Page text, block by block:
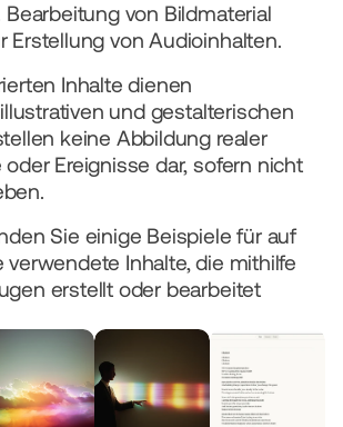
Bearbeitung von Bildmaterial
Erstellung von Audioinhalten.
Inhalte dienen
und gestalterischen
keine Abbildung realer
oder Ereignisse dar, sofern nicht
Sie einige Beispiele für auf
verwendete Inhalte, die mithilfe
erstellt oder bearbeitet